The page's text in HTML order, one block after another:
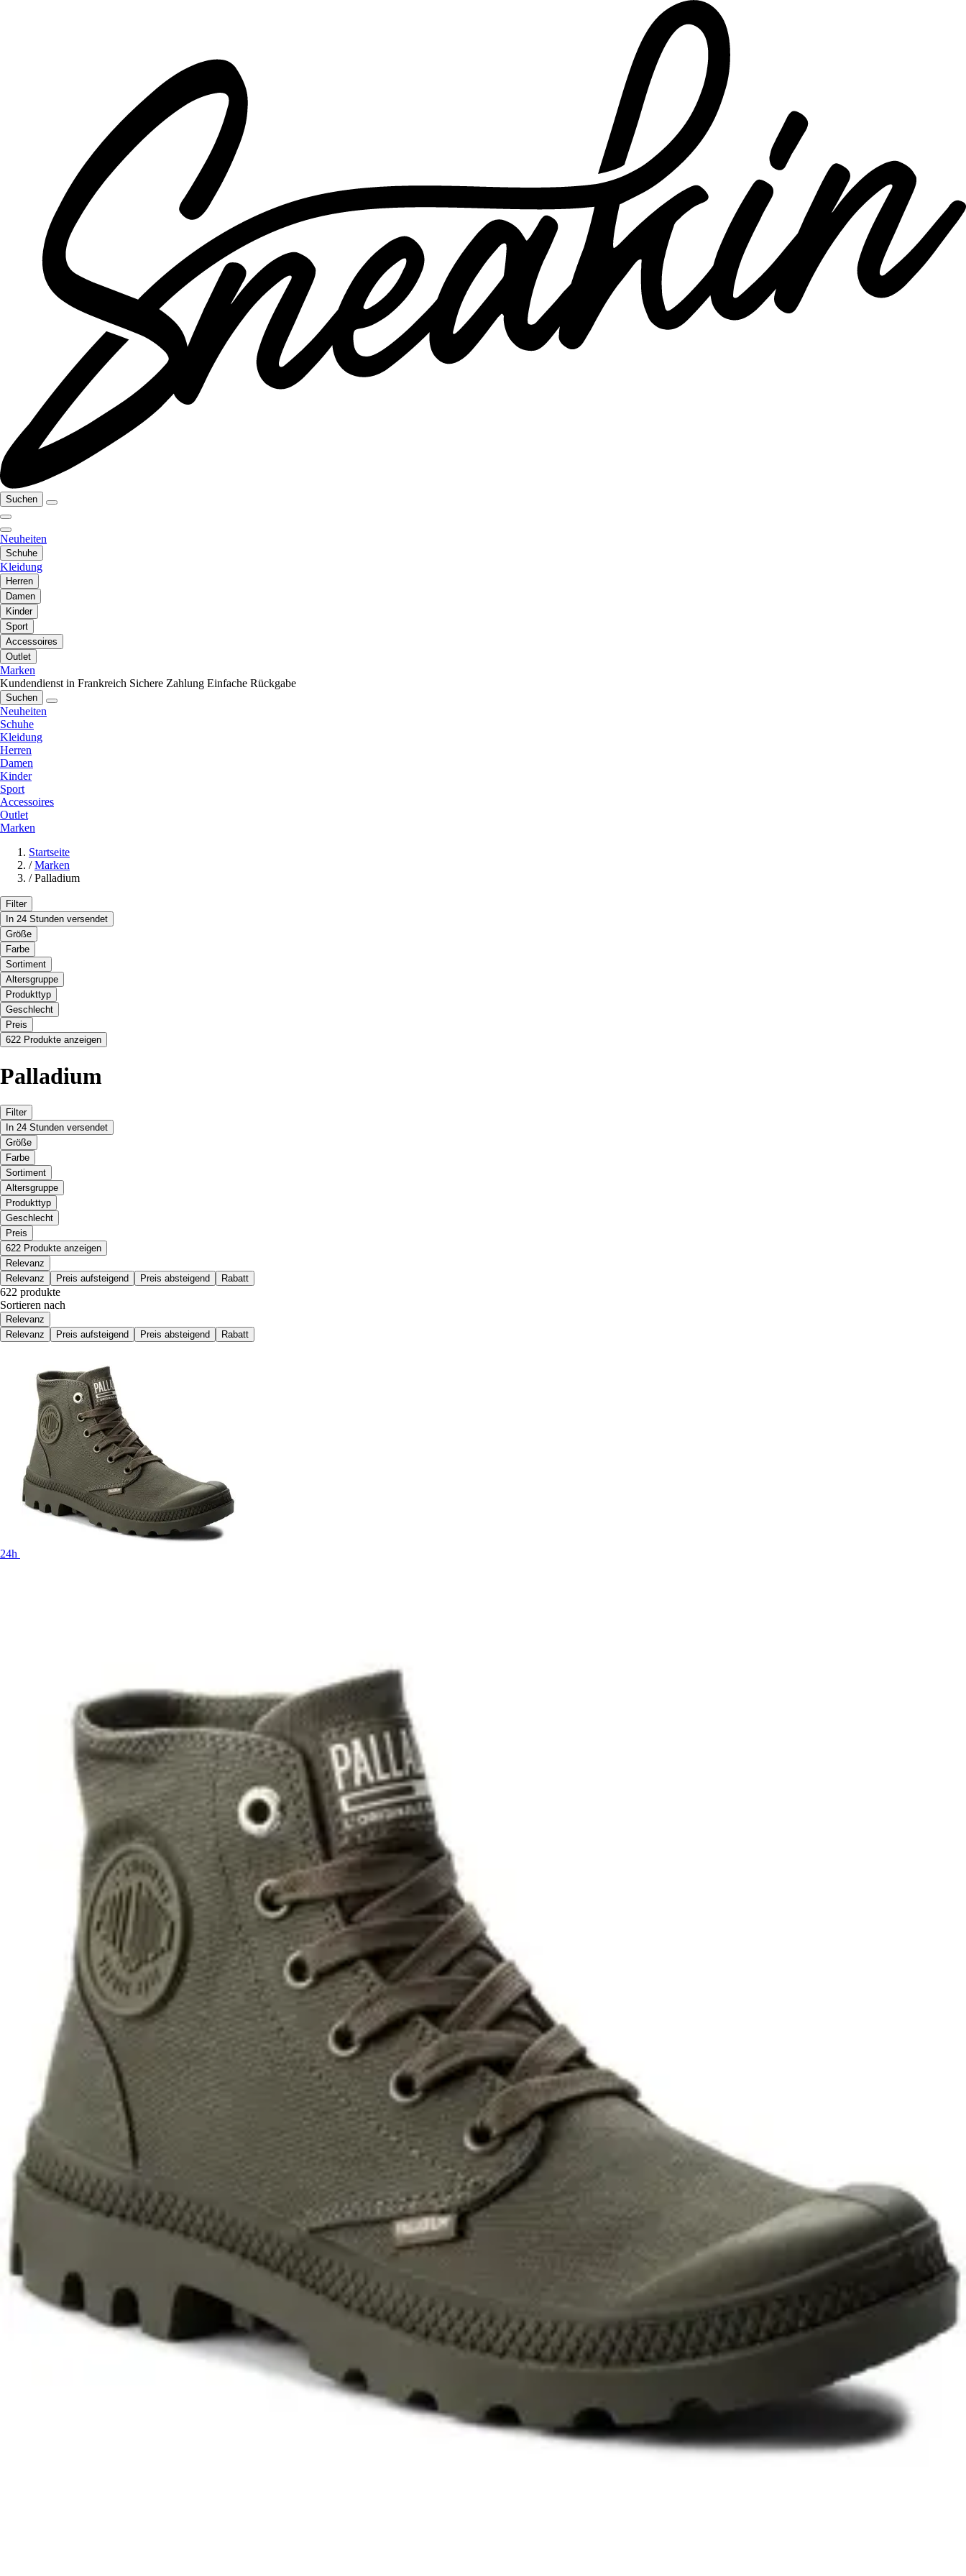
Suchen
Neuheiten
Schuhe
Kleidung
Herren
Damen
Kinder
Sport
Accessoires
Outlet
Marken
Kundendienst in Frankreich Sichere Zahlung Einfache Rückgabe
Suchen
Neuheiten
Schuhe
Kleidung
Herren
Damen
Kinder
Sport
Accessoires
Outlet
Marken
Startseite
/ Marken
/ Palladium
Filter
In 24 Stunden versendet
Größe
Farbe
Sortiment
Altersgruppe
Produkttyp
Geschlecht
Preis
622 Produkte anzeigen
Palladium
Filter
In 24 Stunden versendet
Größe
Farbe
Sortiment
Altersgruppe
Produkttyp
Geschlecht
Preis
622 Produkte anzeigen
Relevanz
Relevanz
Preis aufsteigend Preis absteigend Rabatt
622 produkte
Sortieren nach
Relevanz
Relevanz
Preis aufsteigend Preis absteigend Rabatt
24h